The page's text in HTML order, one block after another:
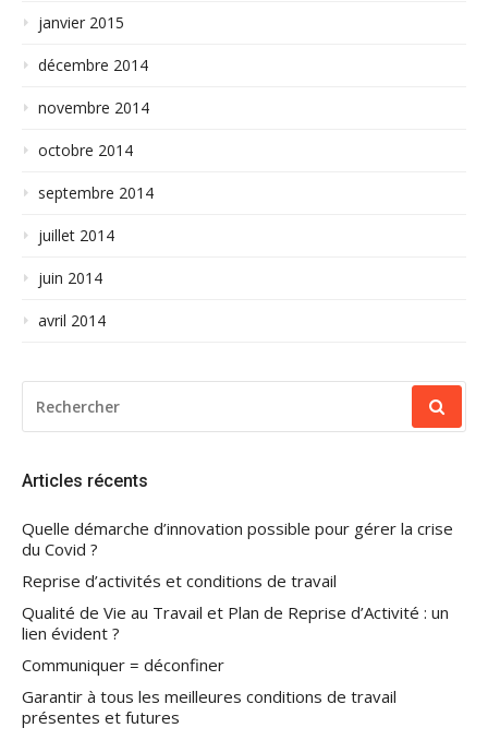
janvier 2015
décembre 2014
novembre 2014
octobre 2014
septembre 2014
juillet 2014
juin 2014
avril 2014
POUR
:
Articles récents
Quelle démarche d’innovation possible pour gérer la crise
du Covid ?
Reprise d’activités et conditions de travail
Qualité de Vie au Travail et Plan de Reprise d’Activité : un
lien évident ?
Communiquer = déconfiner
Garantir à tous les meilleures conditions de travail
présentes et futures